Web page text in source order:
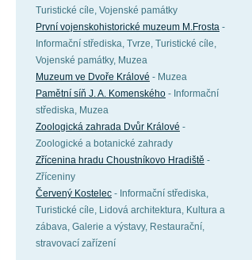
Turistické cíle, Vojenské památky
První vojenskohistorické muzeum M.Frosta -
Informační střediska, Tvrze, Turistické cíle,
Vojenské památky, Muzea
Muzeum ve Dvoře Králové - Muzea
Pamětní síň J. A. Komenského - Informační
střediska, Muzea
Zoologická zahrada Dvůr Králové -
Zoologické a botanické zahrady
Zřícenina hradu Choustníkovo Hradiště -
Zříceniny
Červený Kostelec - Informační střediska,
Turistické cíle, Lidová architektura, Kultura a
zábava, Galerie a výstavy, Restaurační,
stravovací zařízení